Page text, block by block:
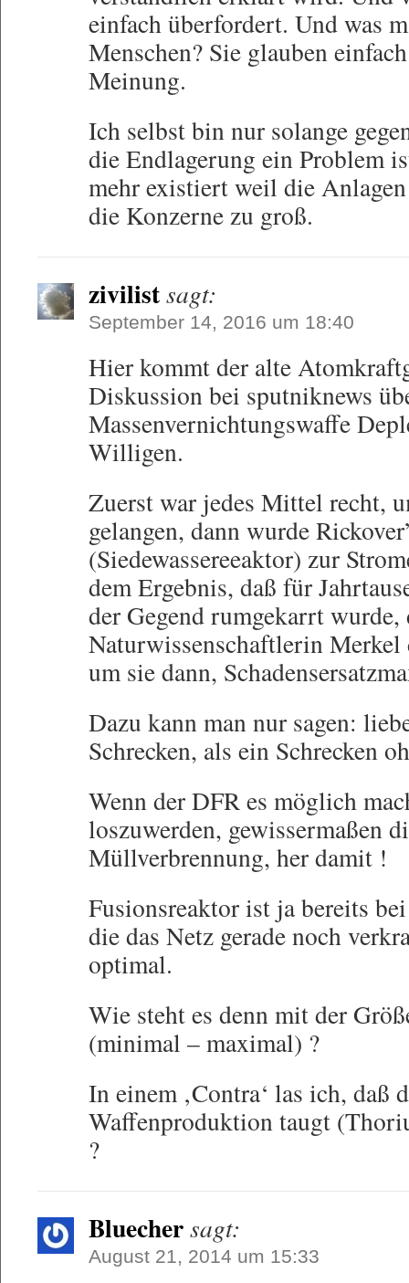
einfach überfordert. Und was
Menschen? Sie glauben
Meinung.
Ich selbst bin nur solange
die Endlagerung ein Problem
mehr existiert weil die
die Konzerne zu groß.
zivilistsagt:
September 14, 2016 um 18:40
Hier kommt der alte
Diskussion bei sputniknews
Massenvernichtungswaffe
Willigen.
Zuerst war jedes Mittel recht,
gelangen, dann wurde
(Siedewassereeaktor) zur
dem Ergebnis, daß für
der Gegend rumgekarrt wurde,
Naturwissenschaftlerin
um sie dann,
Dazu kann man nur sagen:
Schrecken, als ein Schrecken
Wenn der DFR es möglich
loszuwerden, gewissermaßen
Müllverbrennung, her damit !
Fusionsreaktor ist ja bereits
die das Netz gerade noch
optimal.
Wie steht es denn mit der
(minimal – maximal) ?
In einem ‚Contra‘ las ich, daß
Waffenproduktion taugt
?
Bluechersagt:
August 21, 2014 um 15:33